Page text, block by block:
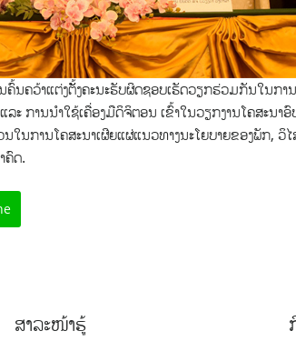
ນຄວ້າແຕ່ງຕັັ້ງຄະນະຮັບຜິດຊອບເຮັດວຽກຮ່ວມກັນໃນກ
ການນໍາໃຊ້ເຄື່ອງມືດິຈິຕອນ ເຂົ້າໃນວຽກງານໂຄສະນາ
ນການໂຄສະນາເຜີຍແຜ່ແນວທາງນະໂຍບາຍຂອງພັກ, ວິ
ຄົດ.
ສາລະໜ້າຮູ້